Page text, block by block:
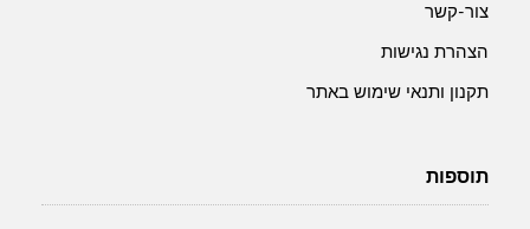
צור-קשר
הצהרת נגישות
תקנון ותנאי שימוש באתר
תוספות